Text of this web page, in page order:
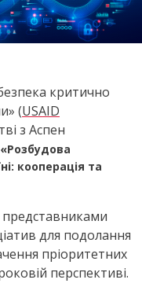
критично
(USAID
з Аспен
Розбудова
кооперація та
для подолання
пріоритетних
перспективі.